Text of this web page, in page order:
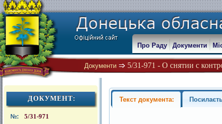
Документи 5/31-971 - О снятии с
Про Раду Документи
ДОКУМЕНТ:
№: 5/31-971
Текст документа: